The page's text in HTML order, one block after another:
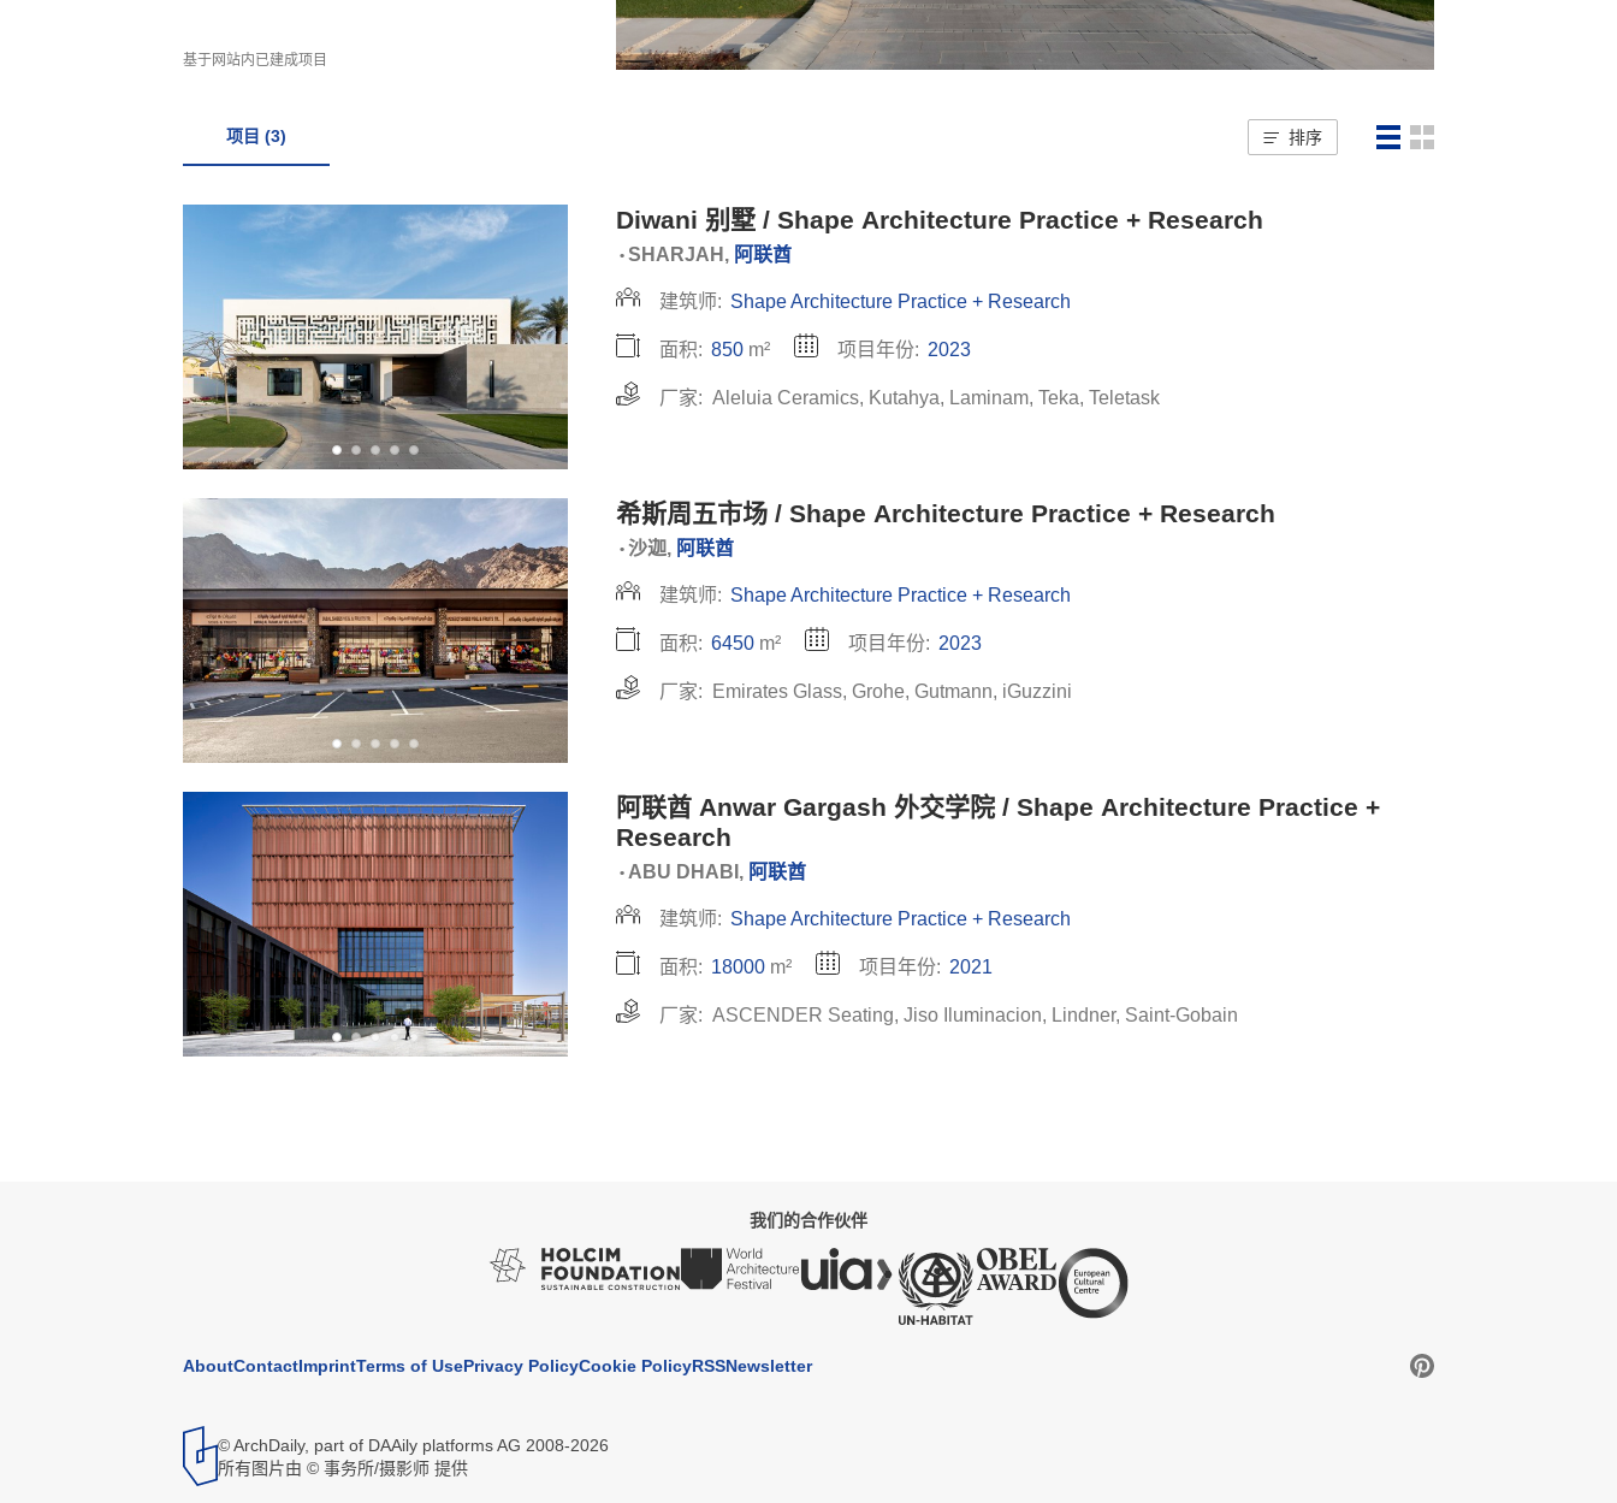
基于网站内已建成项目
项目 (3) 排序
Diwani 别墅 / Shape Architecture Practice + Research
• SHARJAH, 阿联酋
建筑师: Shape Architecture Practice + Research
面积: 850 m² 项目年份: 2023
厂家: Aleluia Ceramics, Kutahya, Laminam, Teka, Teletask
希斯周五市场 / Shape Architecture Practice + Research
• 沙迦, 阿联酋
建筑师: Shape Architecture Practice + Research
面积: 6450 m² 项目年份: 2023
厂家: Emirates Glass, Grohe, Gutmann, iGuzzini
阿联酋 Anwar Gargash 外交学院 / Shape Architecture Practice +
Research
• ABU DHABI, 阿联酋
建筑师: Shape Architecture Practice + Research
面积: 18000 m² 项目年份: 2021
厂家: ASCENDER Seating, Jiso Iluminacion, Lindner, Saint-Gobain